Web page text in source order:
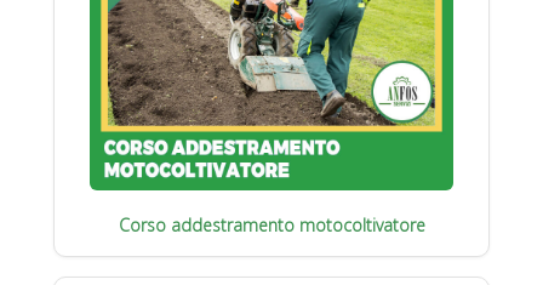
Corso addestramento motocoltivatore